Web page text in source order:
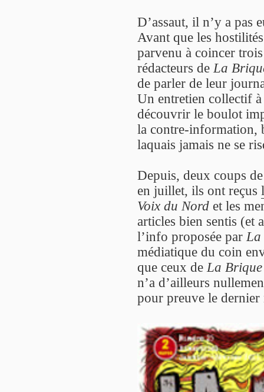
D’assaut, il n’y a pas
Avant que les
parvenu à coincer
rédacteurs deLa
de parler de leur
Un entretien collectif
découvrir le boulot
la contre-information,
laquais jamais ne se
Depuis, deux coups
en juillet, ils ont reçus
Voix du Nord et les
articles bien sentis (et
l’info proposée parLa
médiatique du coin
que ceux deLa Brique
n’a d’ailleurs
pour preuve le